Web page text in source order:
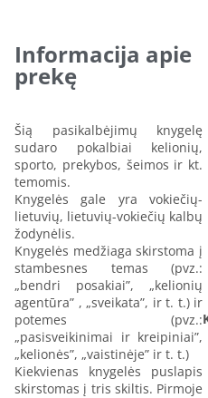
Informacija apie
prekę
Šią pasikalbėjimų knygelę
sudaro pokalbiai kelionių,
sporto, prekybos, šeimos ir kt.
temomis.
Knygelės gale yra vokiečių-
lietuvių, lietuvių-vokiečių kalbų
žodynėlis.
Knygelės medžiaga skirstoma į
stambesnes temas (pvz.:
„bendri posakiai”, „kelionių
agentūra” , „sveikata”, ir t. t.) ir
potemes (pvz.:
„pasisveikinimai ir kreipiniai”,
„kelionės”, „vaistinėje” ir t. t.)
Kiekvienas knygelės puslapis
skirstomas į tris skiltis. Pirmoje